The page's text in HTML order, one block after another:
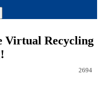
Virtual Recycling
2694